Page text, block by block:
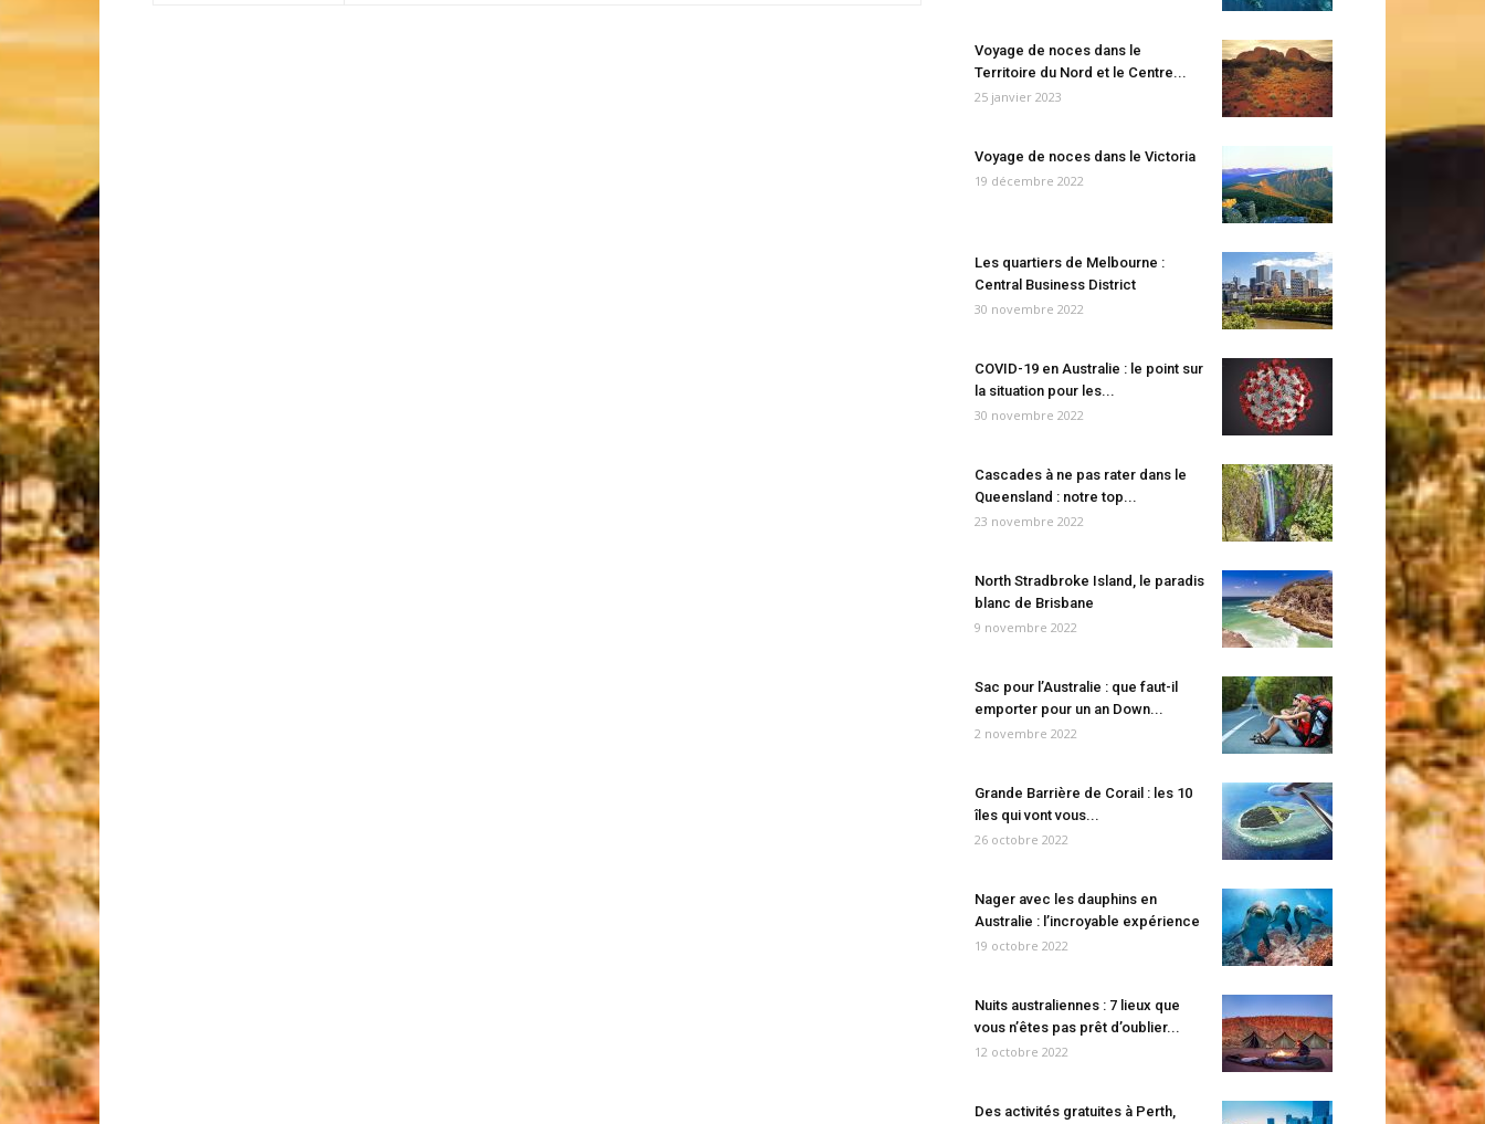
Voyage de noces dans le
Territoire du Nord et le Centre...
25 janvier 2023
Voyage de noces dans le Victoria
19 décembre 2022
Les quartiers de Melbourne :
Central Business District
30 novembre 2022
COVID-19 en Australie : le point sur
la situation pour les...
30 novembre 2022
Cascades à ne pas rater dans le
Queensland : notre top...
23 novembre 2022
North Stradbroke Island, le paradis
blanc de Brisbane
9 novembre 2022
Sac pour l’Australie : que faut-il
emporter pour un an Down...
2 novembre 2022
Grande Barrière de Corail : les 10
îles qui vont vous...
26 octobre 2022
Nager avec les dauphins en
Australie : l’incroyable expérience
19 octobre 2022
Nuits australiennes : 7 lieux que
vous n’êtes pas prêt d’oublier...
12 octobre 2022
Des activités gratuites à Perth,